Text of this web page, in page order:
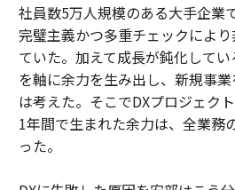
社員数5万人規模のある大手企業
完璧主義かつ多重チェックによ
ていた。加えて成長が鈍化して
を軸に余力を生み出し、新規事
は考えた。そこでDXプロジェク
1年間で生まれた余力は、全業務
った。